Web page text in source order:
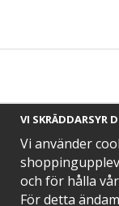
VI SKRÄDDARSYR
Vi använder
och för hålla
För detta